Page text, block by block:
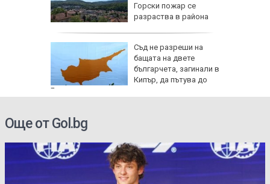
Горски пожар се
разраства в района
Съд не разреши на
бащата на двете
българчета, загинали в
Кипър, да пътува до
България
Още от Gol.bg